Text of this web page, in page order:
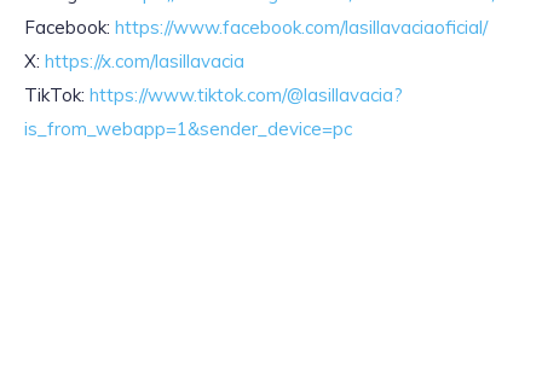
Facebook: https://www.facebook.com/lasillavaciaoficial/
X: https://x.com/lasillavacia
TikTok: https://www.tiktok.com/@lasillavacia?
is_from_webapp=1&sender_device=pc